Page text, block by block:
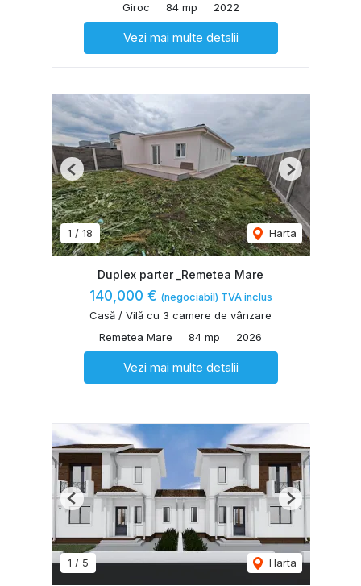
Giroc
84 mp 2022
Vezi mai multe detalii
1 / 18 Harta
Previous Next
Duplex parter _Remetea Mare
140,000 € (negociabil) TVA inclus
Casă / Vilă cu 3 camere de vânzare
Remetea Mare
84 mp 2026
Vezi mai multe detalii
1 / 5 Harta
Previous Next